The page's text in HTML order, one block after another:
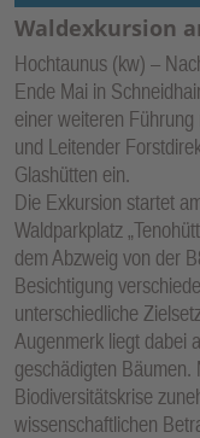
Waldexkursion
Hochtaunus (kw) –
Ende Mai in
einer weiteren
und Leitender
Glashütten ein.
Die Exkursion startet
Waldparkplatz
dem Abzweig von der
Besichtigung
unterschiedliche
Augenmerk liegt dabei
geschädigten
Biodiversitätskrise
wissenschaftlichen
N Z
E
R
F
K
E